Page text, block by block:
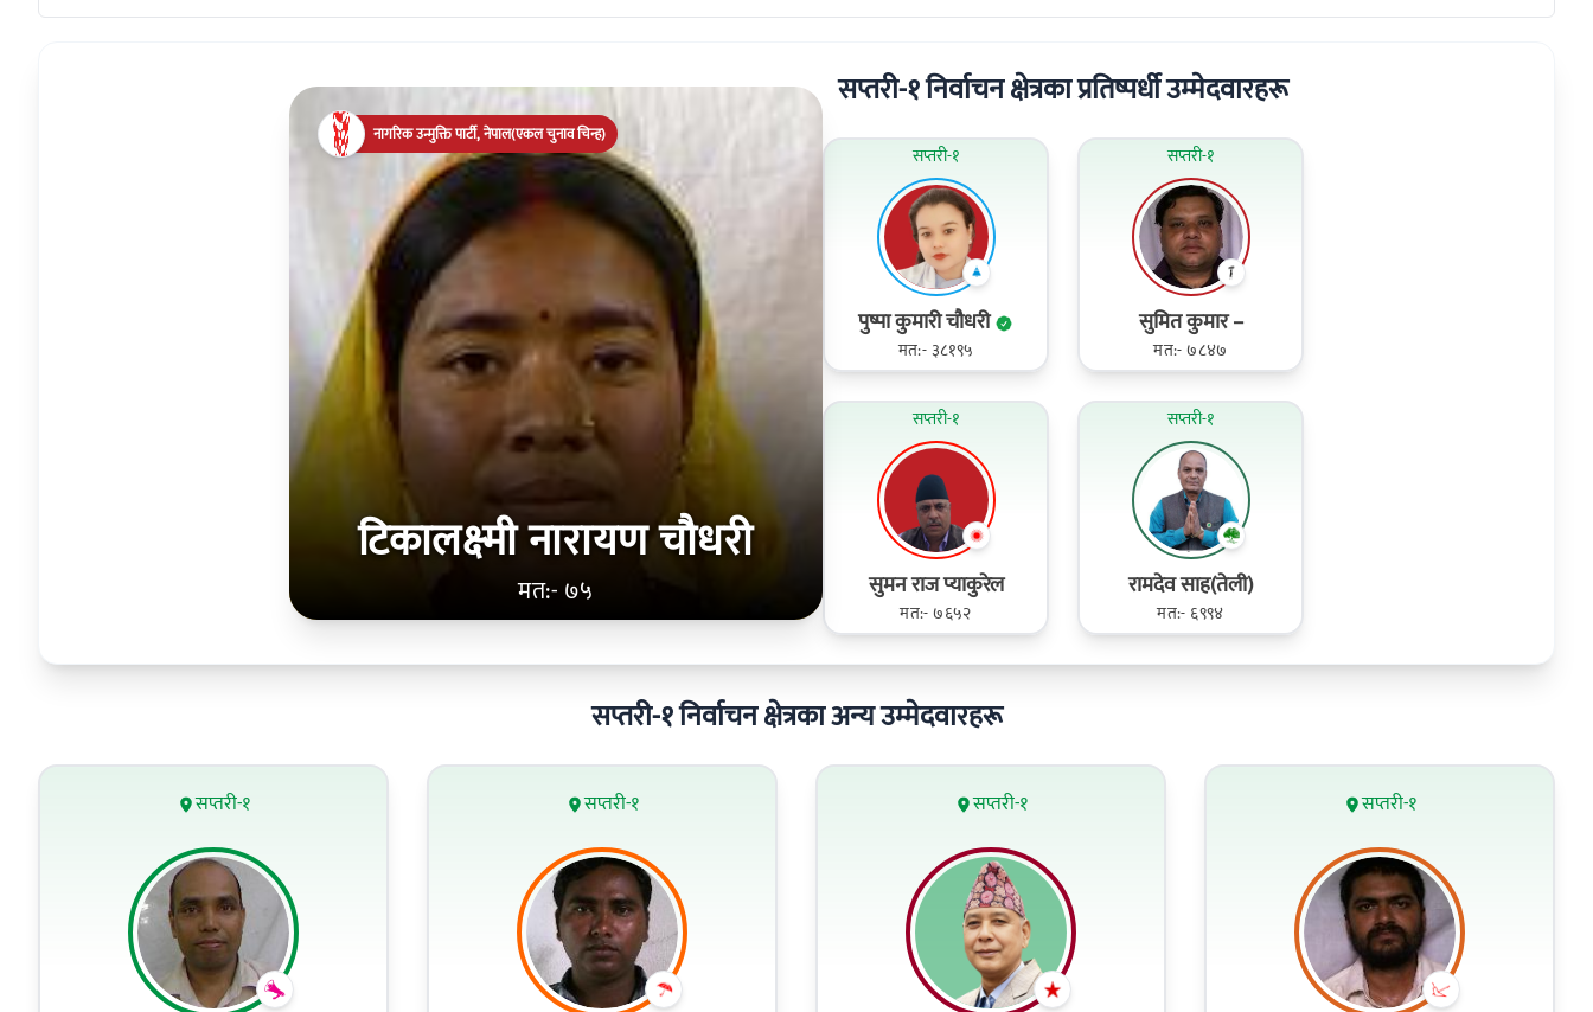
टिकालक्ष्‍मी नारायण चौधरी
मत:- ७५
नागरिक उन्मुक्ति पार्टी, नेपाल(एकल चुनाव चिन्ह)
सप्तरी-१ निर्वाचन क्षेत्रका प्रतिष्पर्धी उम्मेदवारहरू
सप्तरी-१
पुष्पा कुमारी चौधरी
मत:- ३८१९५
सप्तरी-१
सुमित कुमार –
मत:- ७८४७
सप्तरी-१
सुमन राज प्याकुरेल
मत:- ७६५२
सप्तरी-१
रामदेव साह(तेली)
मत:- ६९९४
सप्तरी-१ निर्वाचन क्षेत्रका अन्य उम्मेदवारहरू
सप्तरी-१ सप्तरी-१ सप्तरी-१ सप्तरी-१